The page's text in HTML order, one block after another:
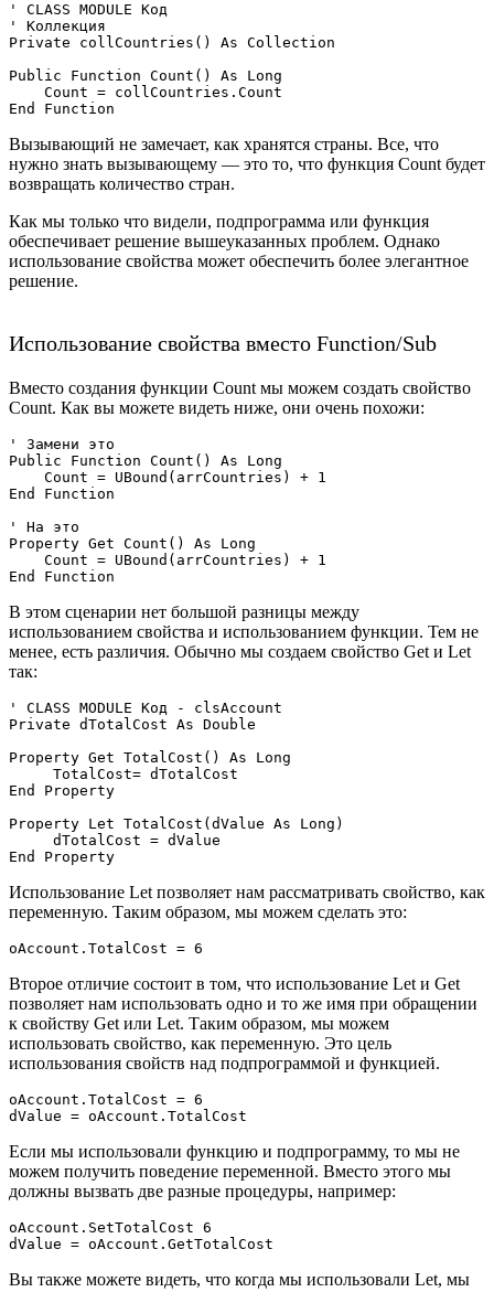
' CLASS MODULE Код
' Коллекция
Private collCountries() As Collection
Public Function Count() As Long
    Count = collCountries.Count
Вызывающий не замечает, как хранятся страны. Все, что
нужно знать вызывающему — это то, что функция Count будет
возвращать количество стран.
Как мы только что видели, подпрограмма или функция
обеспечивает решение вышеуказанных проблем. Однако
использование свойства может обеспечить более элегантное
решение.
Использование свойства вместо Function/Sub
Вместо создания функции Count мы можем создать свойство
Count. Как вы можете видеть ниже, они очень похожи:
' Замени это
Public Function Count() As Long
    Count = UBound(arrCountries) + 1
End Function
' На это
Property Get Count() As Long
    Count = UBound(arrCountries) + 1
В этом сценарии нет большой разницы между
использованием свойства и использованием функции. Тем не
менее, есть различия. Обычно мы создаем свойство Get и Let
так:
' CLASS MODULE Код - clsAccount
Private dTotalCost As Double
Property Get TotalCost() As Long
     TotalCost= dTotalCost
End Property
Property Let TotalCost(dValue As Long)
     dTotalCost = dValue
Использование Let позволяет нам рассматривать свойство, как
переменную. Таким образом, мы можем сделать это:
Второе отличие состоит в том, что использование Let и Get
позволяет нам использовать одно и то же имя при обращении
к свойству Get или Let. Таким образом, мы можем
использовать свойство, как переменную. Это цель
использования свойств над подпрограммой и функцией.
oAccount.TotalCost = 6
Если мы использовали функцию и подпрограмму, то мы не
можем получить поведение переменной. Вместо этого мы
должны вызвать две разные процедуры, например:
oAccount.SetTotalCost 6
Вы также можете видеть, что когда мы использовали Let, мы